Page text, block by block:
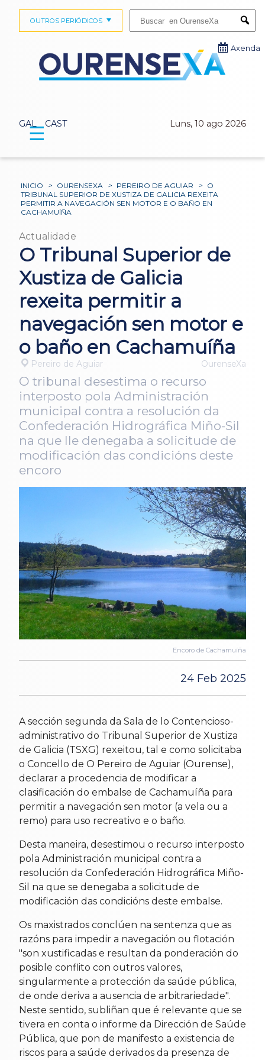
GAL CAST Luns, 10 ago 2026
OUTROS PERIÓDICOS
Axenda
☰
INICIO > OURENSEXA > PEREIRO DE AGUIAR > O
TRIBUNAL SUPERIOR DE XUSTIZA DE GALICIA REXEITA
PERMITIR A NAVEGACIÓN SEN MOTOR E O BAÑO EN
CACHAMUÍÑA
Actualidade
O Tribunal Superior de
Xustiza de Galicia
rexeita permitir a
navegación sen motor e
o baño en Cachamuíña
Pereiro de Aguiar OurenseXa
O tribunal desestima o recurso
interposto pola Administración
municipal contra a resolución da
Confederación Hidrográfica Miño-Sil
na que lle denegaba a solicitude de
modificación das condicións deste
encoro
Encoro de Cachamuíña
24 Feb 2025
A sección segunda da Sala de lo Contencioso-
administrativo do Tribunal Superior de Xustiza
de Galicia (TSXG) rexeitou, tal e como solicitaba
o Concello de O Pereiro de Aguiar (Ourense),
declarar a procedencia de modificar a
clasificación do embalse de Cachamuíña para
permitir a navegación sen motor (a vela ou a
remo) para uso recreativo e o baño.
Desta maneira, desestimou o recurso interposto
pola Administración municipal contra a
resolución da Confederación Hidrográfica Miño-
Sil na que se denegaba a solicitude de
modificación das condicións deste embalse.
Os maxistrados conclúen na sentenza que as
razóns para impedir a navegación ou flotación
"son xustificadas e resultan da ponderación do
posible conflito con outros valores,
singularmente a protección da saúde pública,
de onde deriva a ausencia de arbitrariedade".
Neste sentido, subliñan que é relevante que se
tivera en conta o informe da Dirección de Saúde
Pública, que pon de manifesto a existencia de
riscos para a saúde derivados da presenza de